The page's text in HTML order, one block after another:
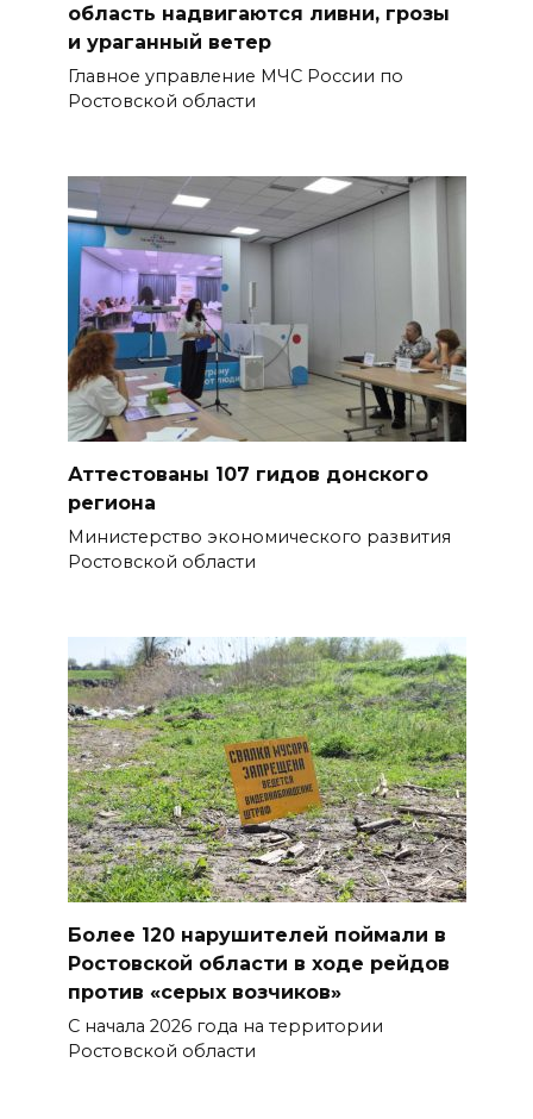
область надвигаются ливни, грозы
и ураганный ветер
Главное управление МЧС России по
Ростовской области
Аттестованы 107 гидов донского
региона
Министерство экономического развития
Ростовской области
Более 120 нарушителей поймали в
Ростовской области в ходе рейдов
против «серых возчиков»
С начала 2026 года на территории
Ростовской области